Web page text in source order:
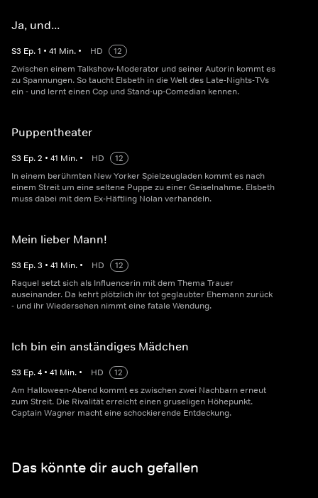
Ja, und...
S3 Ep.1 • 41 Min. • HD
12
Zwischen einem Talkshow-Moderator und seiner Autorin kommt es
zu Spannungen. So taucht Elsbeth in die Welt des Late-Nights-TVs
ein - und lernt einen Cop und Stand-up-Comedian kennen.
Puppentheater
S3 Ep.2 • 41 Min. • HD
12
In einem berühmten New Yorker Spielzeugladen kommt es nach
einem Streit um eine seltene Puppe zu einer Geiselnahme. Elsbeth
muss dabei mit dem Ex-Häftling Nolan verhandeln.
Mein lieber Mann!
S3 Ep.3 • 41 Min. • HD
12
Raquel setzt sich als Influencerin mit dem Thema Trauer
auseinander. Da kehrt plötzlich ihr tot geglaubter Ehemann zurück
- und ihr Wiedersehen nimmt eine fatale Wendung.
Ich bin ein anständiges Mädchen
S3 Ep.4 • 41 Min. • HD
12
Am Halloween-Abend kommt es zwischen zwei Nachbarn erneut
zum Streit. Die Rivalität erreicht einen gruseligen Höhepunkt.
Captain Wagner macht eine schockierende Entdeckung.
Das könnte dir auch gefallen